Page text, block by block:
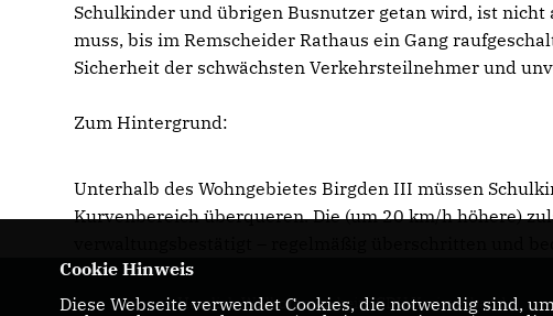
Schulkinder und übrigen Busnutzer getan wird, ist nicht
muss, bis im Remscheider Rathaus ein Gang
Sicherheit der schwächsten Verkehrsteilnehmer und
Zum Hintergrund:
Unterhalb des Wohngebietes Birgden III müssen
Kurvenbereich überqueren. Die (um 20 km/h höhere)
Herzlich Willkommen beim CDU Kreisverband
Cookie Hinweis
Diese Webseite verwendet Cookies, die notwendig sind,